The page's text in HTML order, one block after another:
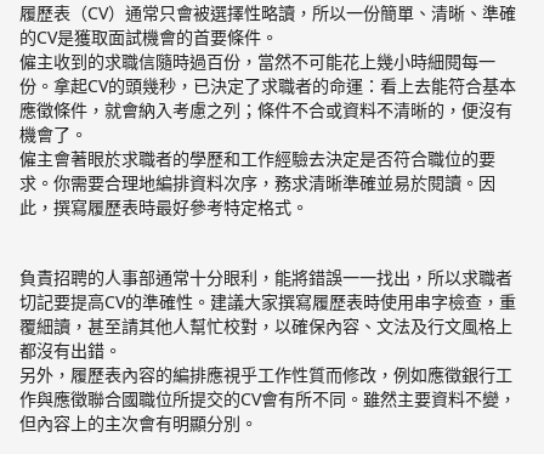
履歷表（CV）通常只會被選擇性略讀，所以一份簡單、清晰、準確
的CV是獲取面試機會的首要條件。
僱主收到的求職信隨時過百份，當然不可能花上幾小時細閱每一
份。拿起CV的頭幾秒，已決定了求職者的命運：看上去能符合基本
應徵條件，就會納入考慮之列；條件不合或資料不清晰的，便沒有
機會了。
僱主會著眼於求職者的學歷和工作經驗去決定是否符合職位的要
求。你需要合理地編排資料次序，務求清晰準確並易於閱讀。因
此，撰寫履歷表時最好參考特定格式。
負責招聘的人事部通常十分眼利，能將錯誤一一找出，所以求職者
切記要提高CV的準確性。建議大家撰寫履歷表時使用串字檢查，重
覆細讀，甚至請其他人幫忙校對，以確保內容、文法及行文風格上
都沒有出錯。
另外，履歷表內容的編排應視乎工作性質而修改，例如應徵銀行工
作與應徵聯合國職位所提交的CV會有所不同。雖然主要資料不變，
但內容上的主次會有明顯分別。